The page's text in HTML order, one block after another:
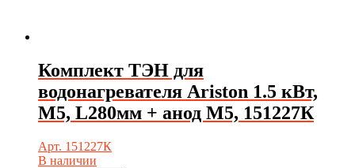
Комплект ТЭН для
водонагревателя Ariston 1.5 кВт,
М5, L280мм + анод М5, 151227К
Арт. 151227К
В наличии